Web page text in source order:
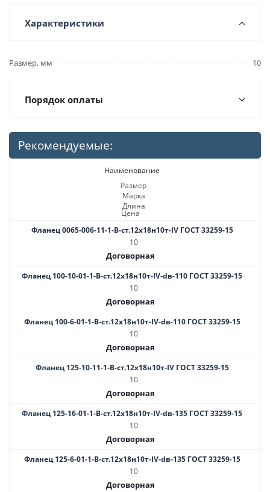
Характеристики
Размер, мм 10
Порядок оплаты
Рекомендуемые:
Наименование
Размер
Марка
Длина
Цена
Фланец 0065-006-11-1-B-ст.12х18н10т-IV ГОСТ 33259-15
10
Договорная
Фланец 100-10-01-1-В-ст.12х18н10т-IV-dв-110 ГОСТ 33259-15
10
Договорная
Фланец 100-6-01-1-В-ст.12х18н10т-IV-dв-110 ГОСТ 33259-15
10
Договорная
Фланец 125-10-11-1-B-ст.12х18н10т-IV ГОСТ 33259-15
10
Договорная
Фланец 125-16-01-1-B-ст.12х18н10т-IV-dв-135 ГОСТ 33259-15
10
Договорная
Фланец 125-6-01-1-В-ст.12х18н10т-IV-dв-135 ГОСТ 33259-15
10
Договорная